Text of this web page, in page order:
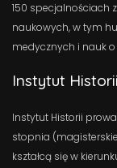
150 specjalnościach
naukowych, w tym
medycznych i nauk o
Instytut Historii
Instytut Historii
stopnia
kształcą się w